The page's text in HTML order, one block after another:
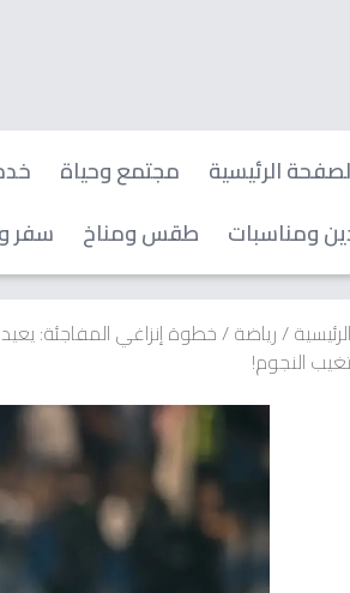
الرئيسية مجتمع وحياة
ومناسبات
طقس ومناخ سفر
الرئيسية/رياضة/خطوة إنزاغي المفاجئة:
تغيب النجوم!